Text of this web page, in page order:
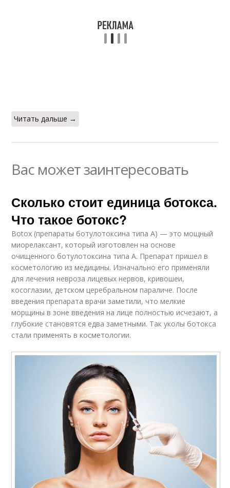
Читать дальше →
Вас может заинтересовать
Сколько стоит единица ботокса.
Что такое ботокс?
Botox (препараты ботулотоксина типа А) — это мощный
миорелаксант, который изготовлен на основе
очищенного ботулотоксина типа А. Препарат пришел в
косметологию из медицины. Изначально его применяли
для лечения невроза лицевых нервов, кривошеи,
косоглазии, детском церебральном параличе. После
введения препарата врачи заметили, что мелкие
морщины в зоне введения на лице полностью исчезают, а
глубокие становятся едва заметными. Так уколы ботокса
стали применять в косметологии.